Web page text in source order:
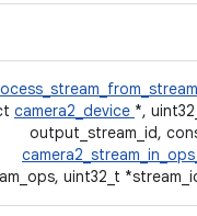
camera2_device *,
output_stream_id,
uint32_t